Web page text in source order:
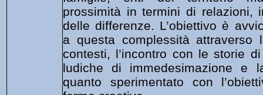
prossimità in termini di relazioni,
delle differenze. L’obiettivo è
a questa complessità attraverso
contesti, l’incontro con le storie
ludiche di immedesimazione e
quanto sperimentato con